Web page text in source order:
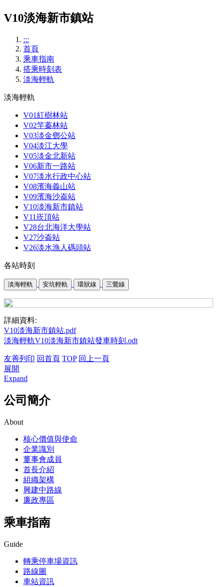
V10淡海新市鎮站
:::
首頁
乘車指南
搭乘時刻表
淡海輕軌
淡海輕軌
V01紅樹林站
V02竿蓁林站
V03淡金鄧公站
V04淡江大學
V05淡金北新站
V06新市一路站
V07淡水行政中心站
V08濱海義山站
V09濱海沙崙站
V10淡海新市鎮站
V11崁頂站
V28台北海洋大學站
V27沙崙站
V26淡水漁人碼頭站
各站時刻
詳細資料:
V10淡海新市鎮站.pdf
淡海輕軌V10淡海新市鎮站發車時刻.odt
友善列印 回首頁 TOP 回上一頁
展開
Expand
公司簡介
About
核心價值與使命
企業識別
董事會成員
首長介紹
組織架構
興建中路線
廉政專區
乘車指南
Guide
轉乘停車場資訊
路線圖
車站資訊